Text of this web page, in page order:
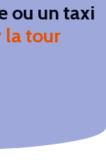
ou un taxi
la tour